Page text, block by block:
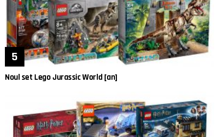
Noul set Lego Jurassic World [an]